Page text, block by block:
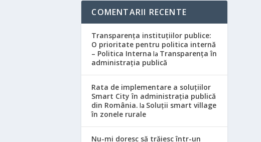
COMENTARII RECENTE
Transparența instituțiilor publice:
O prioritate pentru politica internă
– Politica Interna la Transparența în
administrația publică
Rata de implementare a soluțiilor
Smart City în administrația publică
din România. la Soluții smart village
în zonele rurale
Nu-mi doresc să trăiesc într-un